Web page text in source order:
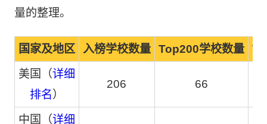
量的整理。
国家及地区 入榜学校数量 Top200学校数量
美国（详细
排名）
206 66
中国（详细